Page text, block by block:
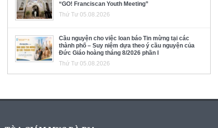
“GO! Franciscan Youth Meeting”
Thứ Tư 05.08.2026
Cầu nguyện cho việc loan báo Tin mừng tại các
thành phố – Suy niệm dựa theo ý cầu nguyện của
Đức Giáo hoàng tháng 8/2026 phần I
Thứ Tư 05.08.2026